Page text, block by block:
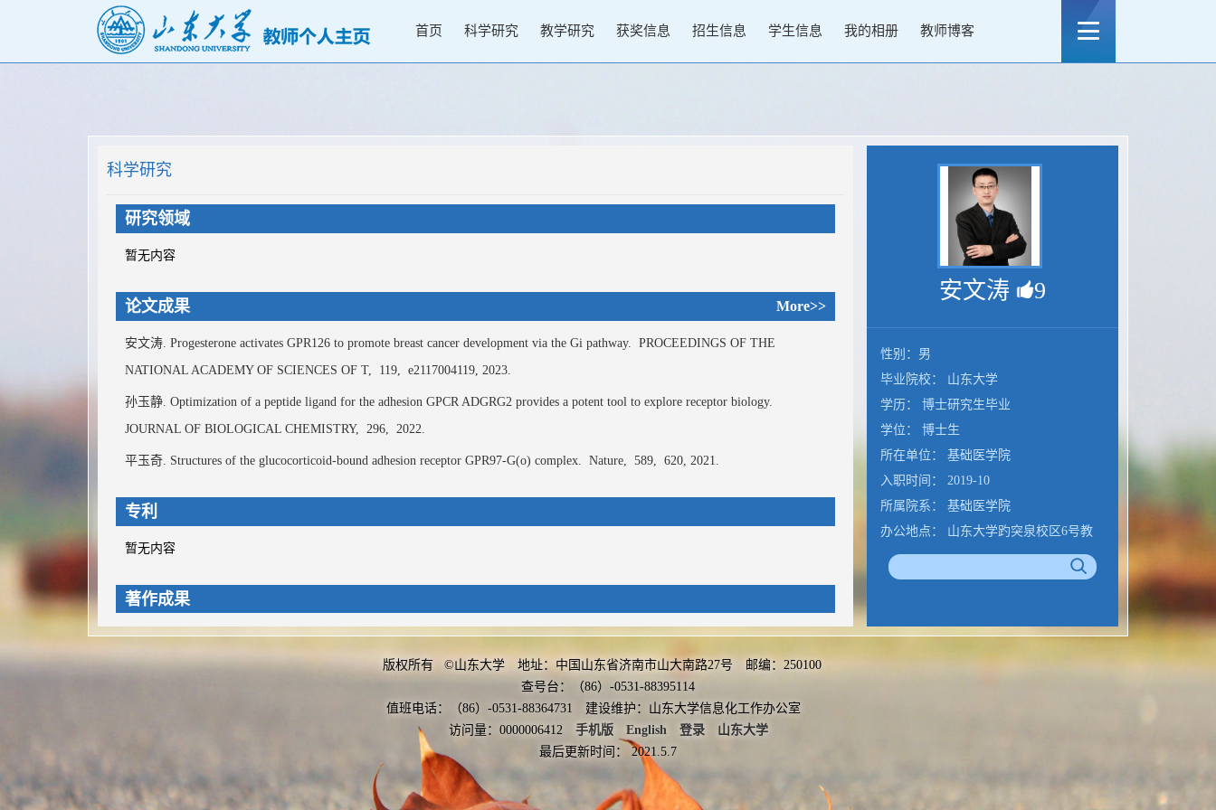
首页 科学研究 教学研究 获奖信息 招生信息 学生信息 我的相册 教师博客
科学研究
研究领域
暂无内容
论文成果 More>>
安文涛. Progesterone activates GPR126 to promote breast cancer development via the Gi pathway. PROCEEDINGS OF THE
NATIONAL ACADEMY OF SCIENCES OF T,
119, e2117004119, 2023.
孙玉静. Optimization of a peptide ligand for the adhesion GPCR ADGRG2 provides a potent tool to explore receptor biology.
JOURNAL OF BIOLOGICAL CHEMISTRY, 296, 2022.
平玉奇. Structures of the glucocorticoid-bound adhesion receptor GPR97-G(o) complex. Nature, 589, 620, 2021.
专利
暂无内容
著作成果
暂无内容
粘附类G蛋白偶联受体GPR126对胰岛稳态的调控作用和分子机制, 2020-11-04-2023-12-31
（包干项目）附睾炎通过GPR133调控精子发育的机制研究, 2020-12-12-2023-12-31
科研团队
安文涛 9
性别：男
毕业院校： 山东大学
学历： 博士研究生毕业
学位： 博士生
所在单位： 基础医学院
入职时间： 2019-10
所属院系： 基础医学院
办公地点： 山东大学趵突泉校区6号教
学楼6309
联系方式：
电子邮箱：201420254@mail.sdu.edu.cn
版权所有 ©山东大学 地址：中国山东省济南市山大南路27号 邮编：250100
查号台：（86）-0531-88395114
值班电话：（86）-0531-88364731 建设维护：山东大学信息化工作办公室
访问量： 0000006412 手机版 English 登录
山东大学
最后更新时间： 2021.5.7